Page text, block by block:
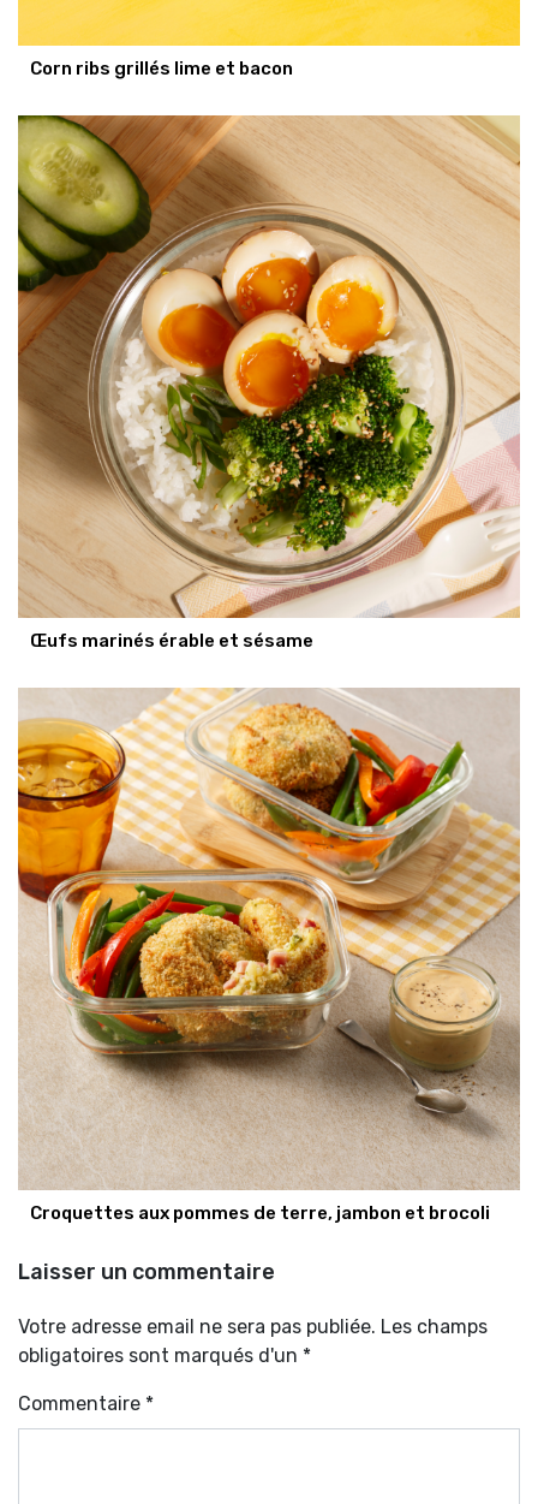
Corn ribs grillés lime et bacon
Œufs marinés érable et sésame
Croquettes aux pommes de terre, jambon et brocoli
Laisser un commentaire
Votre adresse email ne sera pas publiée. Les champs
obligatoires sont marqués d'un *
Commentaire *